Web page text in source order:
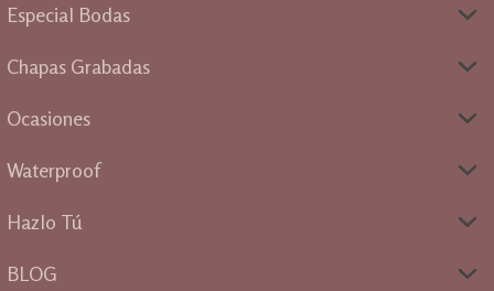
Especial Bodas
Chapas Grabadas
Ocasiones
Waterproof
Hazlo Tú
BLOG